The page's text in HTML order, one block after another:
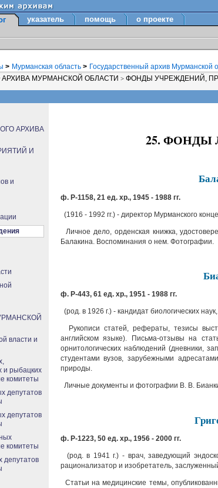
указатель помощь о проекте
> Мурманская область > Государственный архив Мурманской
АРХИВА МУРМАНСКОЙ ОБЛАСТИ > ФОНДЫ УЧРЕЖДЕНИЙ,
АРХИВА
И
и
власти и
и рыбацких
комитеты
депутатов
депутатов
комитеты
депутатов
25.
ф. Р-1158, 21 ед. хр., 1945 - 1988 гг.
(1916 - 1992 гг.) - директор Мурманского
Личное дело, орденская книжка,
Балакина. Воспоминания о нем. Фотографии.
ф. Р-443, 61 ед. хр., 1951 - 1988 гг.
(род. в 1926 г.) - кандидат биологических
Рукописи статей, рефераты, тезисы
английском языке). Письма-отзывы на
орнитологических наблюдений (дневники,
студентами вузов, зарубежными
природы.
Личные документы и фотографии В. В.
ф. Р-1223, 50 ед. хр., 1956 - 2000 гг.
(род. в 1941 г.) - врач, заведующий
рационализатор и изобретатель,
Статьи на медицинские темы,